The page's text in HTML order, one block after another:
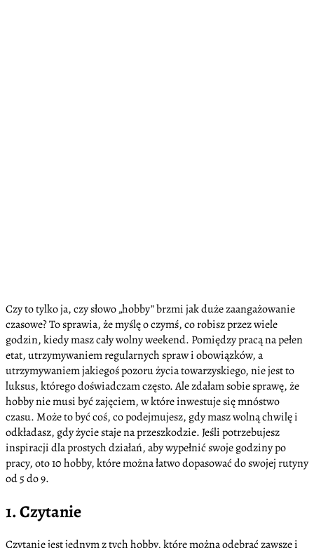
Czy to tylko ja, czy słowo „hobby” brzmi jak duże zaangażowanie
czasowe? To sprawia, że myślę o czymś, co robisz przez wiele
godzin, kiedy masz cały wolny weekend. Pomiędzy pracą na pełen
etat, utrzymywaniem regularnych spraw i obowiązków, a
utrzymywaniem jakiegoś pozoru życia towarzyskiego, nie jest to
luksus, którego doświadczam często. Ale zdałam sobie sprawę, że
hobby nie musi być zajęciem, w które inwestuje się mnóstwo
czasu. Może to być coś, co podejmujesz, gdy masz wolną chwilę i
odkładasz, gdy życie staje na przeszkodzie. Jeśli potrzebujesz
inspiracji dla prostych działań, aby wypełnić swoje godziny po
pracy, oto 10 hobby, które można łatwo dopasować do swojej rutyny
od 5 do 9.
1. Czytanie
Czytanie jest jednym z tych hobby, które można odebrać zawsze i